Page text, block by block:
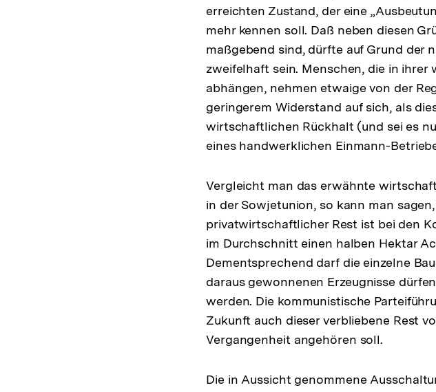
erreichten Zustand, der eine
mehr kennen soll. Daß neben diesen
maßgebend sind, dürfte auf Grund der
zweifelhaft sein. Menschen, die in
abhängen, nehmen etwaige von der
geringerem Widerstand auf sich, als
wirtschaftlichen Rückhalt (und sei es
eines handwerklichen Einmann-
Vergleicht man das erwähnte
in der Sowjetunion, so kann man
privatwirtschaftlicher Rest ist bei den
im Durchschnitt einen halben Hektar
Dementsprechend darf die einzelne
daraus gewonnenen Erzeugnisse
werden. Die kommunistische
Zukunft auch dieser verbliebene Rest
Vergangenheit angehören soll.
Die in Aussicht genommene